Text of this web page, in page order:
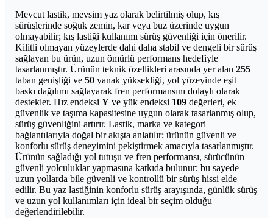
Mevcut lastik, mevsim yaz olarak belirtilmiş olup, kış
sürüşlerinde soğuk zemin, kar veya buz üzerinde uygun
olmayabilir; kış lastiği kullanımı sürüş güvenliği için önerilir.
Kilitli olmayan yüzeylerde dahi daha stabil ve dengeli bir sürüş
sağlayan bu ürün, uzun ömürlü performans hedefiyle
tasarlanmıştır. Ürünün teknik özellikleri arasında yer alan 255
taban genişliği ve 50 yanak yüksekliği, yol yüzeyinde eşit
baskı dağılımı sağlayarak fren performansını dolaylı olarak
destekler. Hız endeksi Y ve yük endeksi 109 değerleri, ek
güvenlik ve taşıma kapasitesine uygun olarak tasarlanmış olup,
sürüş güvenliğini artırır. Lastik, marka ve kategori
bağlantılarıyla doğal bir akışta anlatılır; ürünün güvenli ve
konforlu sürüş deneyimini pekiştirmek amacıyla tasarlanmıştır.
Ürünün sağladığı yol tutuşu ve fren performansı, sürücünün
güvenli yolculuklar yapmasına katkıda bulunur; bu sayede
uzun yollarda bile güvenli ve kontrollü bir sürüş hissi elde
edilir. Bu yaz lastiğinin konforlu sürüş arayışında, günlük sürüş
ve uzun yol kullanımları için ideal bir seçim olduğu
değerlendirilebilir.